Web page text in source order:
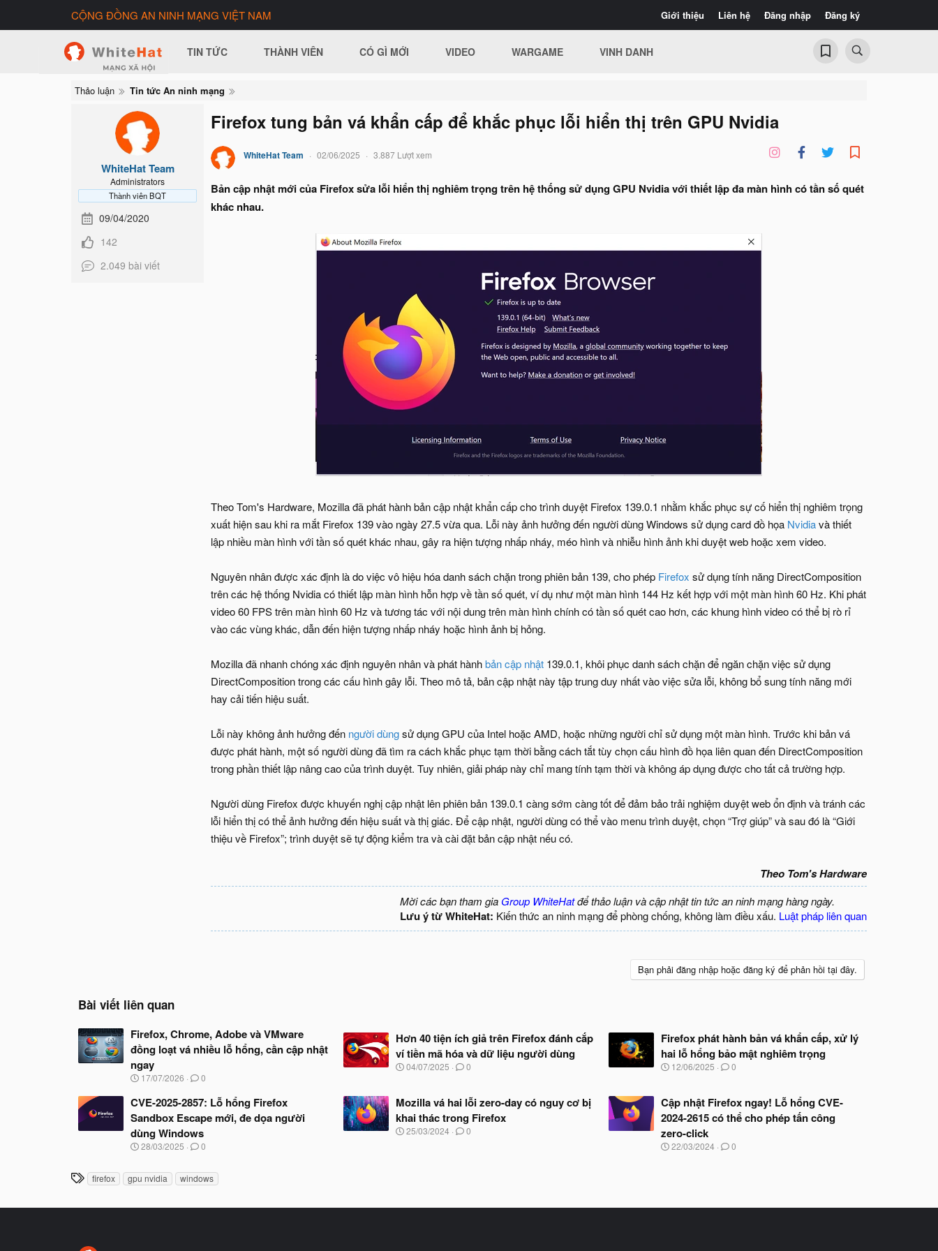
Giới thiệu Liên hệ Đăng nhập Đăng ký
CỘNG ĐỒNG AN NINH MẠNG VIỆT NAM
TIN TỨC THÀNH VIÊN CÓ GÌ MỚI VIDEO WARGAME VINH DANH
Thảo luận Tin tức An ninh mạng
WhiteHat Team
Administrators
Thành viên BQT
09/04/2020
142
2.049 bài viết
Firefox tung bản vá khẩn cấp để khắc phục lỗi hiển thị trên GPU Nvidia
WhiteHat Team 02/06/2025 3.887 Lượt xem
Bản cập nhật mới của Firefox sửa lỗi hiển thị nghiêm trọng trên hệ thống sử dụng GPU Nvidia với thiết lập đa màn hình có tần số quét
khác nhau.
Theo Tom's Hardware, Mozilla đã phát hành bản cập nhật khẩn cấp cho trình duyệt Firefox 139.0.1 nhằm khắc phục sự cố hiển thị nghiêm trọng
xuất hiện sau khi ra mắt Firefox 139 vào ngày 27.5 vừa qua. Lỗi này ảnh hưởng đến người dùng Windows sử dụng card đồ họa Nvidiavà thiết
lập nhiều màn hình với tần số quét khác nhau, gây ra hiện tượng nhấp nháy, méo hình và nhiễu hình ảnh khi duyệt web hoặc xem video.
Nguyên nhân được xác định là do việc vô hiệu hóa danh sách chặn trong phiên bản 139, cho phép Firefox sử dụng tính năng DirectComposition
trên các hệ thống Nvidia có thiết lập màn hình hỗn hợp về tần số quét, ví dụ như một màn hình 144 Hz kết hợp với một màn hình 60 Hz. Khi phát
video 60 FPS trên màn hình 60 Hz và tương tác với nội dung trên màn hình chính có tần số quét cao hơn, các khung hình video có thể bị rò rỉ
vào các vùng khác, dẫn đến hiện tượng nhấp nháy hoặc hình ảnh bị hỏng.
Mozilla đã nhanh chóng xác định nguyên nhân và phát hànhbản cập nhật 139.0.1, khôi phục danh sách chặn để ngăn chặn việc sử dụng
DirectComposition trong các cấu hình gây lỗi. Theo mô tả, bản cập nhật này tập trung duy nhất vào việc sửa lỗi, không bổ sung tính năng mới
hay cải tiến hiệu suất.
Lỗi này không ảnh hưởng đến người dùngsử dụng GPU của Intel hoặc AMD, hoặc những người chỉ sử dụng một màn hình. Trước khi bản vá
được phát hành, một số người dùng đã tìm ra cách khắc phục tạm thời bằng cách tắt tùy chọn cấu hình đồ họa liên quan đến DirectComposition
trong phần thiết lập nâng cao của trình duyệt. Tuy nhiên, giải pháp này chỉ mang tính tạm thời và không áp dụng được cho tất cả trường hợp.
Người dùng Firefox được khuyến nghị cập nhật lên phiên bản 139.0.1 càng sớm càng tốt để đảm bảo trải nghiệm duyệt web ổn định và tránh các
lỗi hiển thị có thể ảnh hưởng đến hiệu suất và thị giác. Để cập nhật, người dùng có thể vào menu trình duyệt, chọn “Trợ giúp” và sau đó là “Giới
thiệu về Firefox”; trình duyệt sẽ tự động kiểm tra và cài đặt bản cập nhật nếu có.
Theo Tom's Hardware
Mời các bạn tham gia Group WhiteHatđể thảo luận và cập nhật tin tức an ninh mạng hàng ngày.
Lưu ý từ WhiteHat: Kiến thức an ninh mạng để phòng chống, không làm điều xấu. Luật pháp liên quan
Bạn phải đăng nhập hoặc đăng ký để phản hồi tại đây.
Bài viết liên quan
Firefox, Chrome, Adobe và VMware
đồng loạt vá nhiều lỗ hổng, cần cập nhật
ngay
N
à
y
b
ắ
t
u
17/07/2026 0
Hơn 40 tiện ích giả trên Firefox đánh cắp
ví tiền mã hóa và dữ liệu người dùng
N
y
b
ắ
t
04/07/2025 0
Firefox phát hành bản vá khẩn cấp, xử lý
hai lỗ hổng bảo mật nghiêm trọng
N
y
b
ắ
t
đ
12/06/2025 0
CVE-2025-2857: Lỗ hổng Firefox
Sandbox Escape mới, đe dọa người
dùng Windows
N
y
28/03/2025 0
Mozilla vá hai lỗi zero-day có nguy cơ bị
khai thác trong Firefox
N
đ
25/03/2024 0
Cập nhật Firefox ngay! Lỗ hổng CVE-
2024-2615 có thể cho phép tấn công
zero-click
N
22/03/2024 0
T
ẻ
firefox gpu nvidia windows